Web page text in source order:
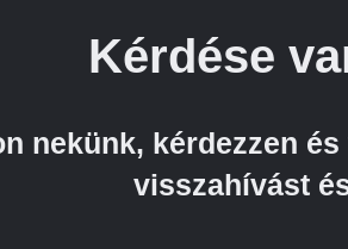
Kérdése
nekünk, kérdezzen
visszahívást